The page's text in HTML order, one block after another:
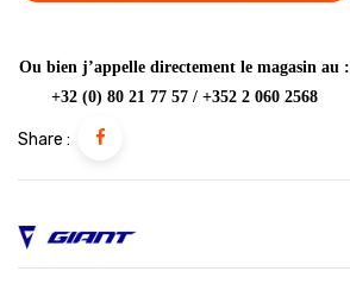
Ou bien j’appelle directement le magasin au :
+32 (0) 80 21 77 57 / +352 2 060 2568
Share :